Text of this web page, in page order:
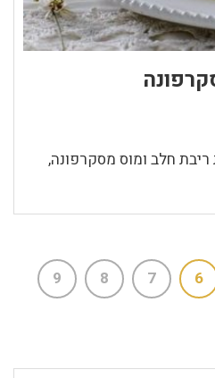
חלב ומוס מסקרפונה,
6
7
8
9